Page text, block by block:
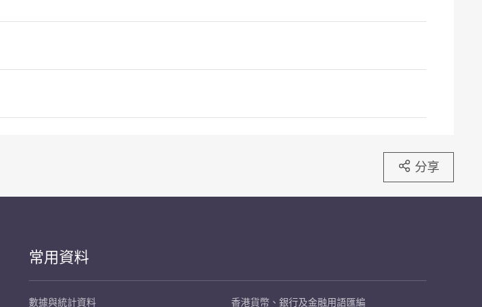
分享
常用資料
數據與統計資料 香港貨幣、銀行及金融用語匯編